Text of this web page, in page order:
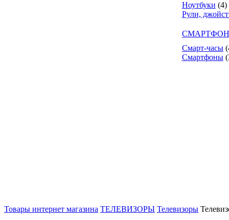
Ноутбуки (4)
Рули,
Смарт-часы
Смартфоны
Товары интернет магазина ТЕЛЕВИЗОРЫ Телевизоры